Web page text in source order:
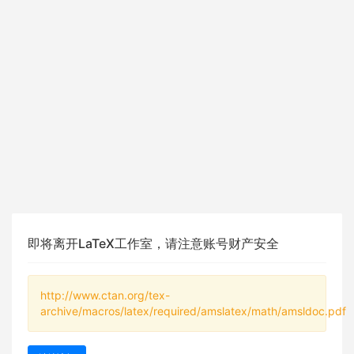
即将离开LaTeX工作室，请注意账号财产安全
http://www.ctan.org/tex-
archive/macros/latex/required/amslatex/math/amsldoc.pdf